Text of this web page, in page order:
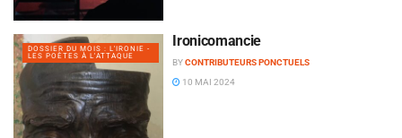
DOSSIER DU MOIS : L'IRONIE -
LES POÈTES À L'ATTAQUE
Ironicomancie
BYCONTRIBUTEURS PONCTUELS
10 MAI 2024